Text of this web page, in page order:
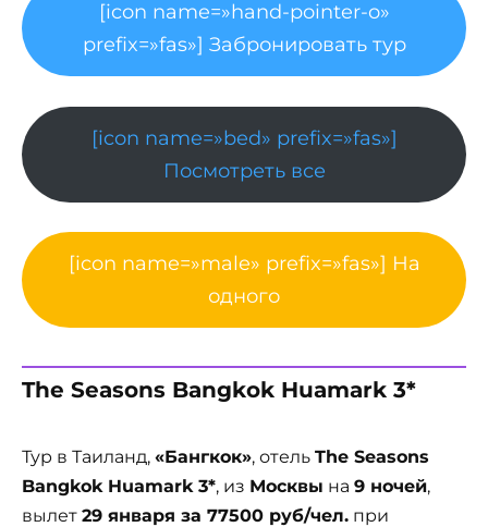
[icon name=»hand-pointer-o»
prefix=»fas»] Забронировать тур
[icon name=»bed» prefix=»fas»]
Посмотреть все
[icon name=»male» prefix=»fas»] На
одного
The Seasons Bangkok Huamark 3*
Тур в Таиланд, «Бангкок», отель The Seasons
Bangkok Huamark 3*, из Москвы на 9 ночей,
вылет 29 января за 77500 руб/чел. при